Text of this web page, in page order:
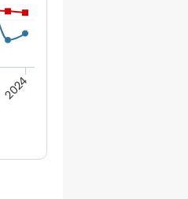
2024